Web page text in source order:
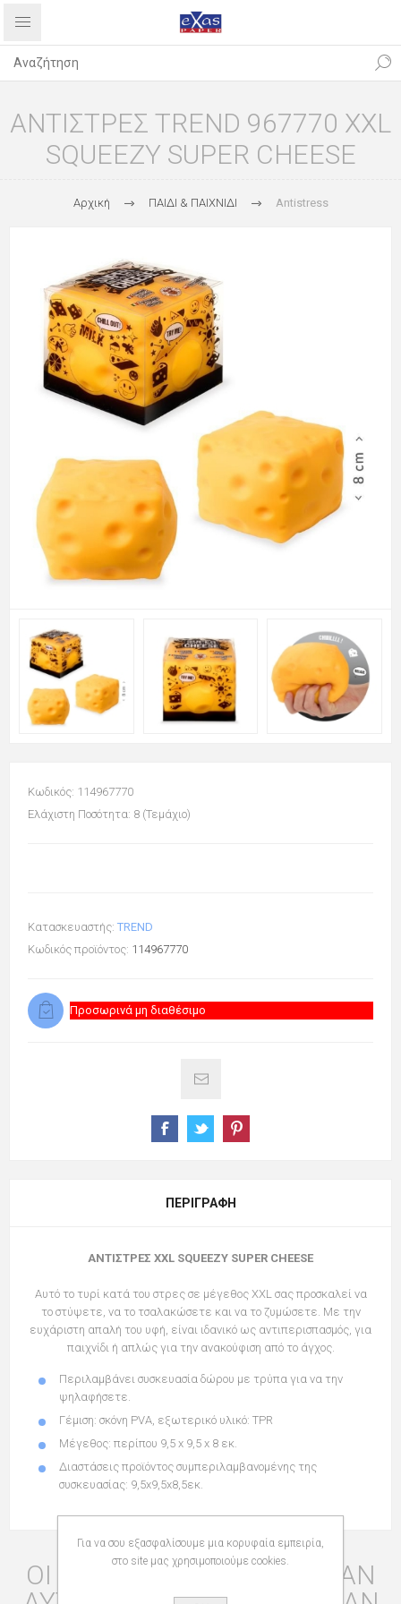
ΑΝΤΙΣΤΡΕΣ TREND 967770 XXL
SQUEEZY SUPER CHEESE
Αρχική ΠΑΙΔΙ & ΠΑΙΧΝΙΔΙ Antistress
Κωδικός: 114967770
Ελάχιστη Ποσότητα: 8 (Τεμάχιο)
Κατασκευαστής: TREND
Κωδικός προϊόντος: 114967770
Προσωρινά μη διαθέσιμο
ΠΕΡΙΓΡΑΦΉ
ΑΝΤΙΣΤΡΕΣ XXL SQUEEZY SUPER CHEESE
Αυτό το τυρί κατά του στρες σε μέγεθος XXL σας προσκαλεί να
το στύψετε, να το τσαλακώσετε και να το ζυμώσετε. Με την
ευχάριστη απαλή του υφή, είναι ιδανικό ως αντιπερισπασμός, για
παιχνίδι ή απλώς για την ανακούφιση από το άγχος.
Περιλαμβάνει συσκευασία δώρου με τρύπα για να την
ψηλαφήσετε.
Γέμιση: σκόνη PVA, εξωτερικό υλικό: TPR
Μέγεθος: περίπου 9,5 x 9,5 x 8 εκ.
Διαστάσεις προϊόντος συμπεριλαμβανομένης της
συσκευασίας: 9,5x9,5x8,5εκ.
ΟΙ ΠΕΛΆΤΕΣ ΠΟΥ ΑΓΌΡΑΣΑΝ
Για να σου εξασφαλίσουμε μια κορυφαία εμπειρία,
στο site μας χρησιμοποιούμε cookies.